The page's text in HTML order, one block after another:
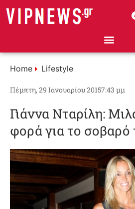
Home Lifestyle
Πέμπτη, 29 Ιανουαρίου 20157:43 μμ
Γιάννα Νταρίλη:
φορά για το σοβαρό